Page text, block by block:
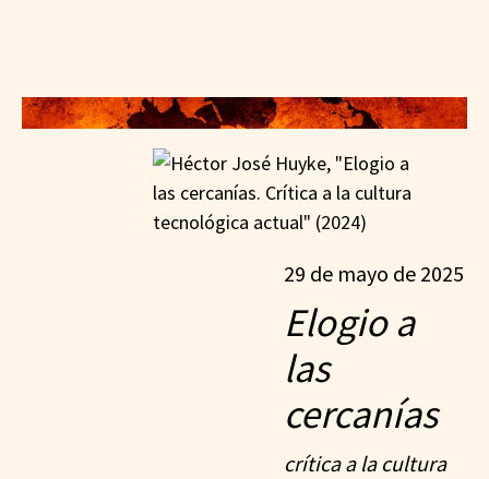
29 de mayo de 2025
Elogio a
las
cercanías
crítica a la cultura